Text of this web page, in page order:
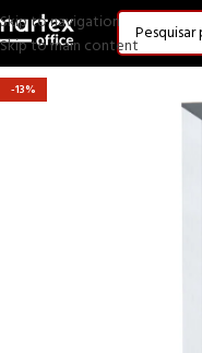
Skip to navigation
Skip to main content
-13%